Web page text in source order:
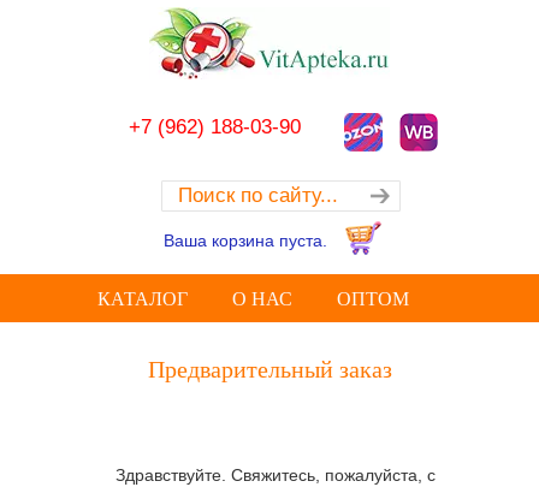
+7 (962) 188-03-90
Ваша корзина пуста.
КАТАЛОГ О НАС ОПТОМ
Предварительный заказ
Здравствуйте. Свяжитесь, пожалуйста, с